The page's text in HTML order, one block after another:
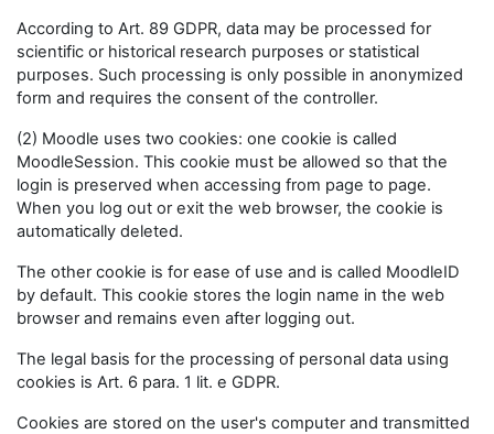
According to Art. 89 GDPR, data may be processed for
scientific or historical research purposes or statistical
purposes. Such processing is only possible in anonymized
form and requires the consent of the controller.
(2) Moodle uses two cookies: one cookie is called
MoodleSession. This cookie must be allowed so that the
login is preserved when accessing from page to page.
When you log out or exit the web browser, the cookie is
automatically deleted.
The other cookie is for ease of use and is called MoodleID
by default. This cookie stores the login name in the web
browser and remains even after logging out.
The legal basis for the processing of personal data using
cookies is Art. 6 para. 1 lit. e GDPR.
Cookies are stored on the user's computer and transmitted